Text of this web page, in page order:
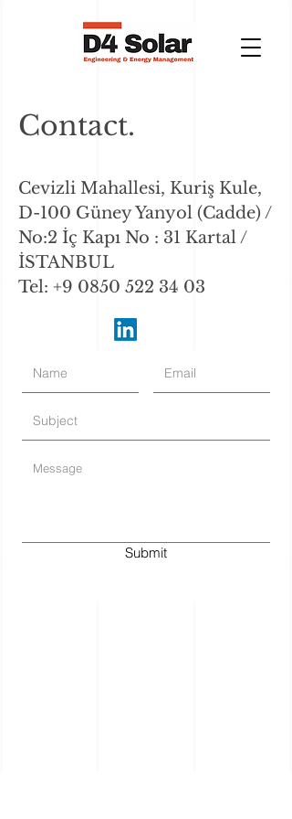
Contact.
Cevizli Mahallesi, Kuriş Kule,
D-100 Güney Yanyol (Cadde) /
No:2 İç Kapı No : 31 Kartal /
İSTANBUL
Tel: +9 0850 522 34 03
Submit